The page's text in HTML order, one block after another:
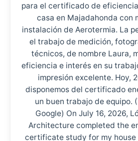
para el certificado de
casa en Majadahonda con
instalación de Aerotermia. La
el trabajo de medición,
técnicos, de nombre Laura,
eficiencia e interés en su
impresión excelente. Hoy,
disponemos del certificado
un buen trabajo de equipo.
Google) On July 16, 2026,
Architecture completed the
certificate study for my house